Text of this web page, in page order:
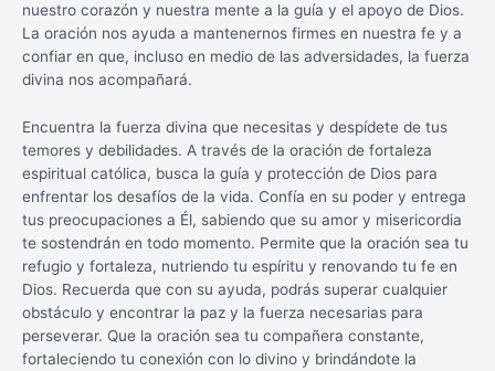
nuestro corazón y nuestra mente a la guía y el apoyo de Dios.
La oración nos ayuda a mantenernos firmes en nuestra fe y a
confiar en que, incluso en medio de las adversidades, la fuerza
divina nos acompañará.
Encuentra la fuerza divina que necesitas y despídete de tus
temores y debilidades. A través de la oración de fortaleza
espiritual católica, busca la guía y protección de Dios para
enfrentar los desafíos de la vida. Confía en su poder y entrega
tus preocupaciones a Él, sabiendo que su amor y misericordia
te sostendrán en todo momento. Permite que la oración sea tu
refugio y fortaleza, nutriendo tu espíritu y renovando tu fe en
Dios. Recuerda que con su ayuda, podrás superar cualquier
obstáculo y encontrar la paz y la fuerza necesarias para
perseverar. Que la oración sea tu compañera constante,
fortaleciendo tu conexión con lo divino y brindándote la